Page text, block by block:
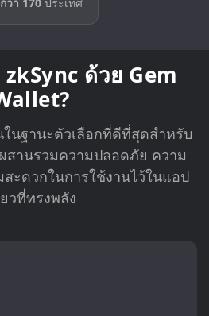
ด้วย Gem
นฐานะตัวเลือกที่ดีที่สุดสำหรับ
สานรวมความปลอดภัย ความ
ะดวกในการใช้งานไว้ในแอป
วที่ทรงพลัง